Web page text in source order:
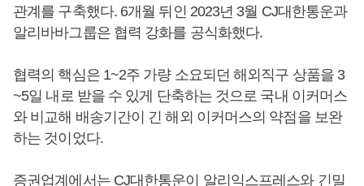
관계를 구축했다. 6개월 뒤인 2023년 3월 CJ대한통운과
알리바바그룹은 협력 강화를 공식화했다.
협력의 핵심은 1~2주 가량 소요되던 해외직구 상품을 3
~5일 내로 받을 수 있게 단축하는 것으로 국내 이커머스
와 비교해 배송기간이 긴 해외 이커머스의 약점을 보완
하는 것이었다.
증권업계에서는 CJ대한통운이 알리익스프레스와 긴밀